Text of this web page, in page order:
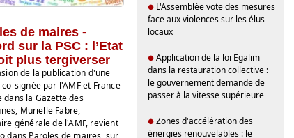
de maires -
sur la PSC : l’Etat
plus tergiverser
de la publication d'une
signée par l'AMF et France
dans la Gazette des
Murielle Fabre,
générale de l'AMF, revient
dans Paroles de maires, sur
● L'Assemblée vote des mesures
face aux violences sur les élus
locaux
● Application de la loi Egalim
dans la restauration collective :
le gouvernement demande de
passer à la vitesse supérieure
● Zones d'accélération des
énergies renouvelables : le